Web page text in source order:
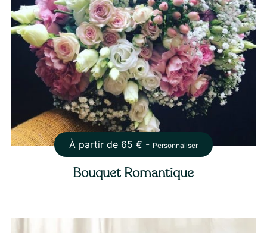
À partir de 65 € - Personnaliser
Bouquet Romantique